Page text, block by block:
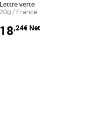
au panier
Lettre verte
20g / France
18,24€ Net